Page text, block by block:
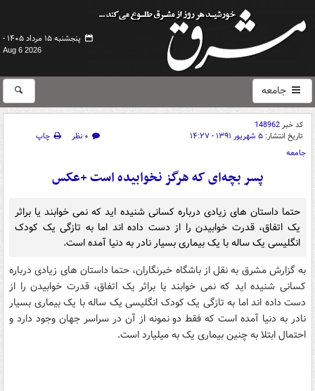
پنجشنبه ۱۵ مرداد ۱۴۰۵ -
Aug 6 2026
جامعه
کد خبر148962
تاریخ انتشار: ۵ شهریور ۱۳۹۱ - ۱۴:۲۷ ۰ نظر
چاپ
جامعه
پسر بچه‌ای که هرگز نخوابیده است +عکس
حتما داستان های زیادی درباره کسانی شنیده اید که نمی خوابند یا براثر
یک اتفاق، قدرت خوابیدن را از دست داده اند اما به تازگی یک کودک
انگلیسی یک ساله با یک بیماری بسیار نادر به دنیا آمده است.
به گزارش مشرق به نقل از باشگاه خبرنگاران، حتما داستان های زیادی درباره
کسانی شنیده اید که نمی خوابند یا براثر یک اتفاق، قدرت خوابیدن را از
دست داده اند اما به تازگی یک کودک انگلیسی یک ساله با یک بیماری بسیار
نادر به دنیا آمده است که فقط دو نمونه از آن در سراسر جهان وجود دارد و
احتمال ابتلا به چنین بیماری یک به میلیارد است.